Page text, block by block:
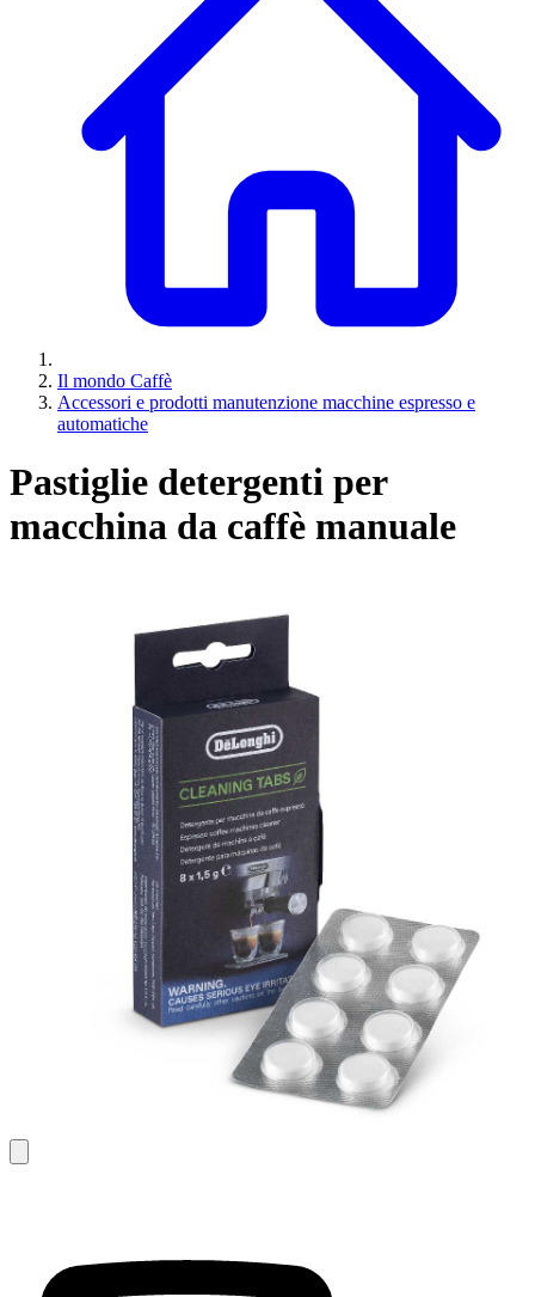
Il mondo Caffè
Accessori e prodotti manutenzione macchine espresso e
automatiche
Pastiglie detergenti per
macchina da caffè manuale